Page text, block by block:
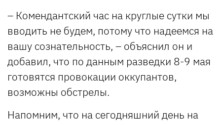
– Комендантский час на круглые сутки мы
вводить не будем, потому что надеемся на
вашу сознательность, – объяснил он и
добавил, что по данным разведки 8-9 мая
готовятся провокации оккупантов,
возможны обстрелы.
Напомним, что на сегодняшний день на